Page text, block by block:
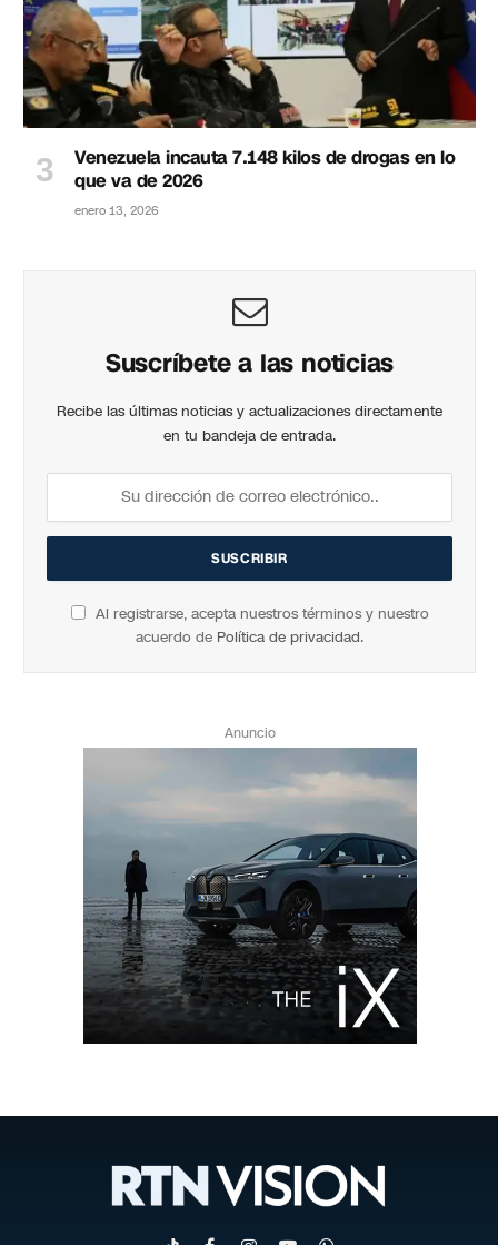
Venezuela incauta 7.148 kilos de drogas en lo
que va de 2026
enero 13, 2026
Suscríbete a las noticias
Recibe las últimas noticias y actualizaciones directamente
en tu bandeja de entrada.
Al registrarse, acepta nuestros términos y nuestro
acuerdo de Política de privacidad.
Anuncio